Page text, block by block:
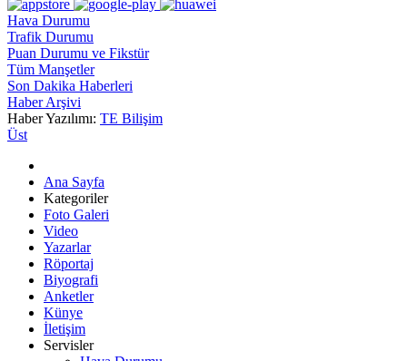
Hava Durumu
Trafik Durumu
Puan Durumu ve Fikstür
Tüm Manşetler
Son Dakika Haberleri
Haber Arşivi
Haber Yazılımı: TE Bilişim
Üst
Ana Sayfa
Kategoriler
Foto Galeri
Video
Yazarlar
Röportaj
Biyografi
Anketler
Künye
İletişim
Servisler